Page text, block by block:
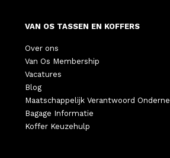
VAN OS TASSEN EN KOFFERS
Over ons
Van Os Membership
Vacatures
Blog
Maatschappelijk Verantwoord
Bagage Informatie
Koffer Keuzehulp